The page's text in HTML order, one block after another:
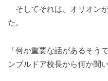
そしてそれは、オリオン
た。
「何か重要な話があるそう
ンブルドア校長から何か聞